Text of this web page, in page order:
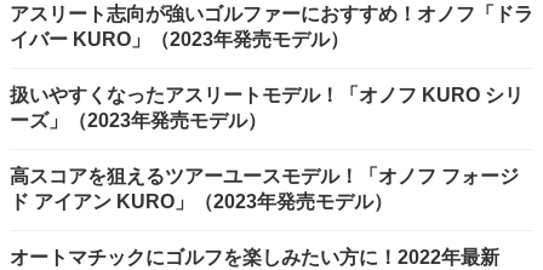
アスリート志向が強いゴルファーにおすすめ！オノフ「ドラ
イバー KURO」（2023年発売モデル）
扱いやすくなったアスリートモデル！「オノフ KURO シリ
ーズ」（2023年発売モデル）
高スコアを狙えるツアーユースモデル！「オノフ フォージ
ド アイアン KURO」（2023年発売モデル）
オートマチックにゴルフを楽しみたい方に！2022年最新